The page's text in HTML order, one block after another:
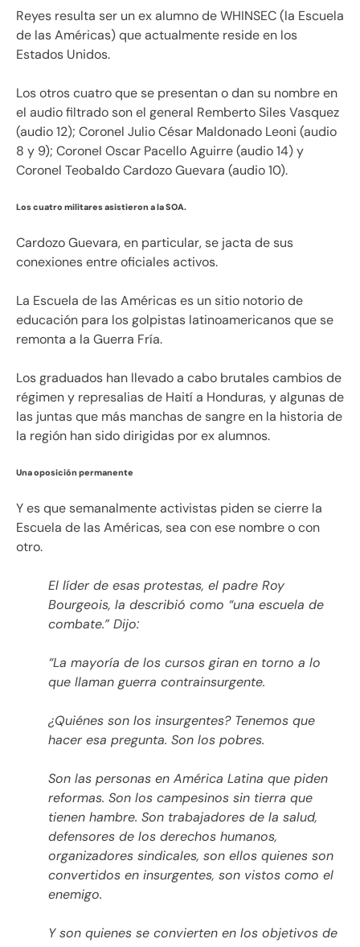
Reyes resulta ser un ex alumno de WHINSEC (la Escuela
de las Américas) que actualmente reside en los
Estados Unidos.
Los otros cuatro que se presentan o dan su nombre en
el audio filtrado son el general Remberto Siles Vasquez
(audio 12); Coronel Julio César Maldonado Leoni (audio
8 y 9); Coronel Oscar Pacello Aguirre (audio 14) y
Coronel Teobaldo Cardozo Guevara (audio 10).
Los cuatro militares asistieron a la SOA.
Cardozo Guevara, en particular, se jacta de sus
conexiones entre oficiales activos.
La Escuela de las Américas es un sitio notorio de
educación para los golpistas latinoamericanos que se
remonta a la Guerra Fría.
Los graduados han llevado a cabo brutales cambios de
régimen y represalias de Haití a Honduras, y algunas de
las juntas que más manchas de sangre en la historia de
la región han sido dirigidas por ex alumnos.
Una oposición permanente
Y es que semanalmente activistas piden se cierre la
Escuela de las Américas, sea con ese nombre o con
otro.
El líder de esas protestas, el padre Roy
Bourgeois, la describió como “una escuela de
combate.” Dijo:
“La mayoría de los cursos giran en torno a lo
que llaman guerra contrainsurgente.
¿Quiénes son los insurgentes? Tenemos que
hacer esa pregunta. Son los pobres.
Son las personas en América Latina que piden
reformas. Son los campesinos sin tierra que
tienen hambre. Son trabajadores de la salud,
defensores de los derechos humanos,
organizadores sindicales, son ellos quienes son
convertidos en insurgentes, son vistos como el
enemigo.
Y son quienes se convierten en los objetivos de